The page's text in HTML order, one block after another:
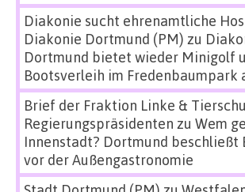
Diakonie sucht ehrenamtliche
Diakonie Dortmund (PM) zu
Dortmund bietet wieder Minigolf
Bootsverleih im Fredenbaumpark
Brief der Fraktion Linke &
Regierungspräsidenten zu Wem
Innenstadt? Dortmund
vor der Außengastronomie